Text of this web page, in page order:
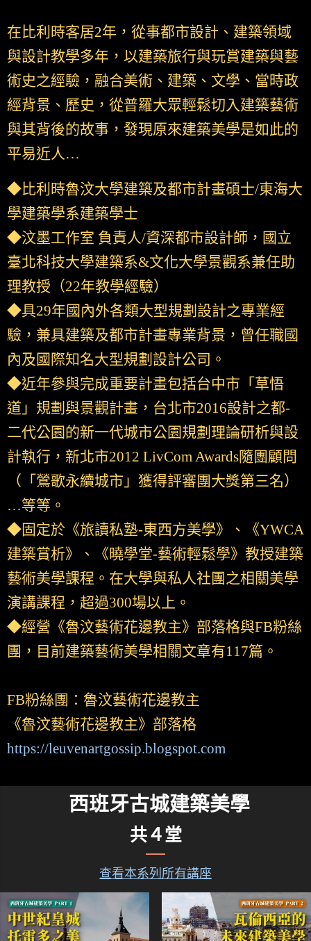
在比利時客居2年，從事都市設計、建築領域
與設計教學多年，以建築旅行與玩賞建築與藝
術史之經驗，融合美術、建築、文學、當時政
經背景、歷史，從普羅大眾輕鬆切入建築藝術
與其背後的故事，發現原來建築美學是如此的
平易近人…
◆比利時魯汶大學建築及都市計畫碩士/東海大
學建築學系建築學士
◆汶墨工作室 負責人/資深都市設計師，國立
臺北科技大學建築系&文化大學景觀系兼任助
理教授（22年教學經驗）
◆具29年國內外各類大型規劃設計之專業經
驗，兼具建築及都市計畫專業背景，曾任職國
內及國際知名大型規劃設計公司。
◆近年參與完成重要計畫包括台中市「草悟
道」規劃與景觀計畫，台北市2016設計之都-
二代公園的新一代城市公園規劃理論研析與設
計執行，新北市2012 LivCom Awards隨團顧問
（「鶯歌永續城市」獲得評審團大獎第三名）
…等等。
◆固定於《旅讀私塾-東西方美學》、《YWCA
建築賞析》、《曉學堂-藝術輕鬆學》教授建築
藝術美學課程。在大學與私人社團之相關美學
演講課程，超過300場以上。
◆經營《魯汶藝術花邊教主》部落格與FB粉絲
團，目前建築藝術美學相關文章有117篇。
FB粉絲團：魯汶藝術花邊教主
《魯汶藝術花邊教主》部落格
https://leuvenartgossip.blogspot.com
西班牙古城建築美學
共４堂
查看本系列所有講座